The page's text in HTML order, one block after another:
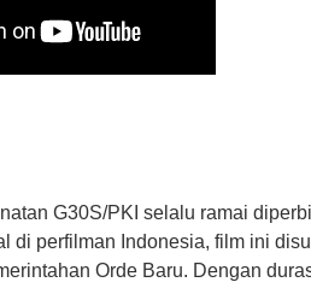
G30S/PKI selalu ramai
di perfilman Indonesia, film ini
Orde Baru. Dengan